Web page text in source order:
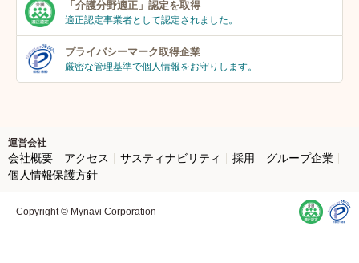
「介護分野適正」 認定を取得
適正認定事業者として認定されました。
プライバシーマーク取得企業
厳密な管理基準で個人情報をお守りします。
運営会社
会社概要 アクセス サスティナビリティ 採用
グループ企業
個人情報保護方針
Copyright © Mynavi Corporation